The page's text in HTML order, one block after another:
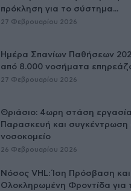
πρόκληση για το σύστημα...
27 Φεβρουαρίου 2026
Ημέρα Σπανίων Παθήσεων
από 8.000 νοσήματα
27 Φεβρουαρίου 2026
Θριάσιο: 4ωρη στάση
Παρασκευή και συγκέντρωση
νοσοκομείο
26 Φεβρουαρίου 2026
Νόσος VHL: Ίση Πρόσβαση και
Ολοκληρωμένη Φροντίδα για